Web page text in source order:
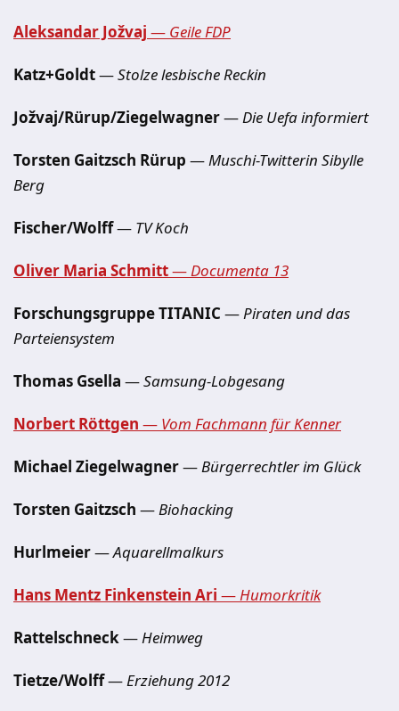
Aleksandar Jožvaj — Geile FDP
Katz+Goldt—Stolze lesbische Reckin
Jožvaj/Rürup/Ziegelwagner—Die Uefa informiert
Torsten Gaitzsch Rürup —Muschi-Twitterin Sibylle
Berg
Fischer/Wolff— TV Koch
Oliver Maria Schmitt—Documenta 13
Forschungsgruppe TITANIC —Piraten und das
Parteiensystem
Thomas Gsella —Samsung-Lobgesang
Norbert Röttgen — Vom Fachmann für Kenner
Michael Ziegelwagner—Bürgerrechtler im Glück
Torsten Gaitzsch —Biohacking
Hurlmeier—Aquarellmalkurs
Hans Mentz Finkenstein Ari —Humorkritik
Rattelschneck—Heimweg
Tietze/Wolff—Erziehung 2012